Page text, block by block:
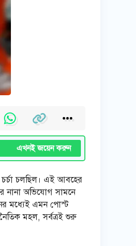
এখনই জয়েন করুন
চলছিল। এই আবহের
নানা অভিযোগ সামনে
মধ্যেই এমন পোস্ট
মহল, সর্বত্রই শুরু